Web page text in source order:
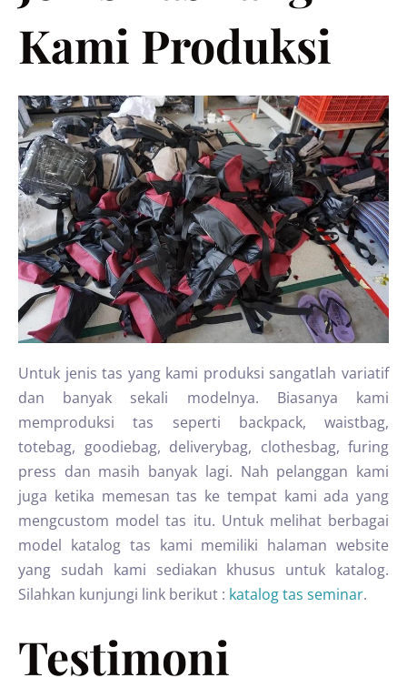
Kami Produksi
Untuk jenis tas yang kami produksi sangatlah variatif
dan banyak sekali modelnya. Biasanya kami
memproduksi tas seperti backpack, waistbag,
totebag, goodiebag, deliverybag, clothesbag, furing
press dan masih banyak lagi. Nah pelanggan kami
juga ketika memesan tas ke tempat kami ada yang
mengcustom model tas itu. Untuk melihat berbagai
model katalog tas kami memiliki halaman website
yang sudah kami sediakan khusus untuk katalog.
Silahkan kunjungi link berikut : katalog tas seminar.
Testimoni